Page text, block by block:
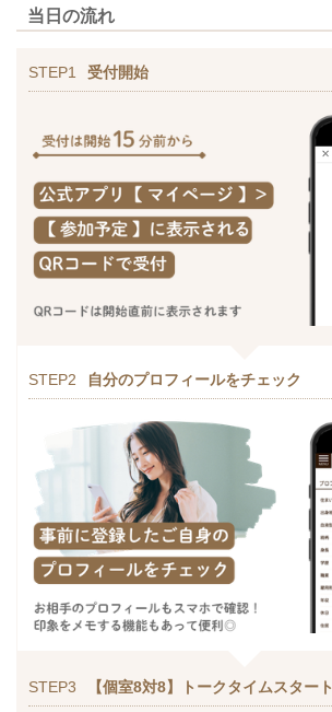
当日の流れ
STEP1 受付開始
STEP2 自分のプロフィールをチェック
STEP3 【個室8対8】トークタイムスタート